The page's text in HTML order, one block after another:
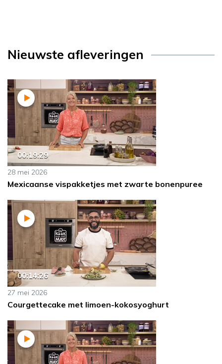
Nieuwste afleveringen
00:19:29
28 mei 2026
Mexicaanse vispakketjes met zwarte bonenpuree
00:14:26
27 mei 2026
Courgettecake met limoen-kokosyoghurt